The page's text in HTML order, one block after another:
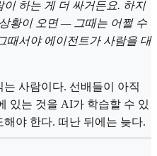
하는 게 더 싸거든요. 하지
황이 오면 — 그때는 어쩔 수
때서야 에이전트가 사람을 대
사람이다. 선배들이 아직
있는 것을 AI가 학습할 수 있
야 한다. 떠난 뒤에는 늦다.